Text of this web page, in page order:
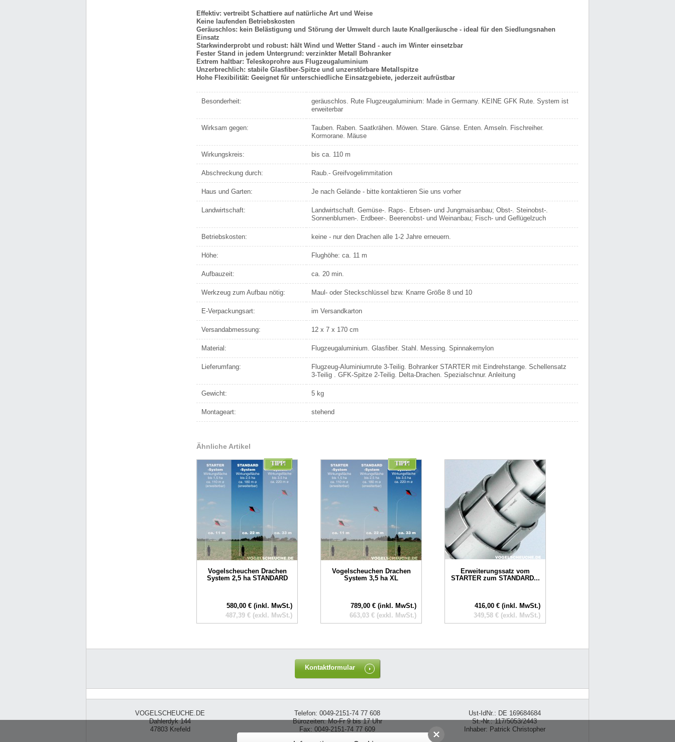
Effektiv: vertreibt Schattiere auf natürliche Art und Weise
Keine laufenden Betriebskosten
Geräuschlos: kein Belästigung und Störung der Umwelt durch laute Knallgeräusche - ideal für den Siedlungsnahen
Einsatz
Starkwinderprobt und robust: hält Wind und Wetter Stand - auch im Winter einsetzbar
Fester Stand in jedem Untergrund: verzinkter Metall Bohranker
Extrem haltbar: Teleskoprohre aus Flugzeugaluminium
Unzerbrechlich: stabile Glasfiber-Spitze und unzerstörbare Metallspitze
Hohe Flexibilität: Geeignet für unterschiedliche Einsatzgebiete, jederzeit aufrüstbar
Besonderheit:
geräuschlos. Rute Flugzeugaluminium: Made in Germany. KEINE GFK Rute. System ist
erweiterbar
Wirksam gegen:
Tauben. Raben. Saatkrähen. Möwen. Stare. Gänse. Enten. Amseln. Fischreiher.
Kormorane. Mäuse
Wirkungskreis: bis ca. 110 m
Abschreckung durch: Raub.- Greifvogelimmitation
Haus und Garten: Je nach Gelände - bitte kontaktieren Sie uns vorher
Landwirtschaft:
Landwirtschaft. Gemüse-. Raps-. Erbsen- und Jungmaisanbau; Obst-. Steinobst-.
Sonnenblumen-. Erdbeer-. Beerenobst- und Weinanbau; Fisch- und Geflügelzuch
Betriebskosten: keine - nur den Drachen alle 1-2 Jahre erneuern.
Höhe: Flughöhe: ca. 11 m
Aufbauzeit: ca. 20 min.
Werkzeug zum Aufbau nötig: Maul- oder Steckschlüssel bzw. Knarre Größe 8 und 10
E-Verpackungsart: im Versandkarton
Versandabmessung: 12 x 7 x 170 cm
Material: Flugzeugaluminium. Glasfiber. Stahl. Messing. Spinnakernylon
Lieferumfang:
Flugzeug-Aluminiumrute 3-Teilig. Bohranker STARTER mit Eindrehstange. Schellensatz
3-Teilig . GFK-Spitze 2-Teilig. Delta-Drachen. Spezialschnur. Anleitung
Gewicht: 5 kg
Montageart: stehend
Ähnliche Artikel
TIPP!
Vogelscheuchen Drachen
System 2,5 ha STANDARD
580,00 € (inkl. MwSt.)
487,39 € (exkl. MwSt.)
TIPP!
Vogelscheuchen Drachen
System 3,5 ha XL
789,00 € (inkl. MwSt.)
663,03 € (exkl. MwSt.)
Erweiterungssatz vom
STARTER zum STANDARD...
416,00 € (inkl. MwSt.)
349,58 € (exkl. MwSt.)
Kontaktformular
VOGELSCHEUCHE.DE
Dahlerdyk 144
47803 Krefeld
Telefon: 0049-2151-74 77 608
Bürozeiten: Mo-Fr 9 bis 17 Uhr
Fax: 0049-2151-74 77 609
Ust-IdNr.: DE 169684684
St.-Nr.: 117/5053/2443
Inhaber: Patrick Christopher